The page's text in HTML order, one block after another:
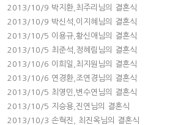
2013/10/9 박지환,최주리님의 결혼식
2013/10/9 박신석,이지혜님의 결혼식
2013/10/5 이용규,황신애님의 결혼식
2013/10/5 최준석,정혜림님의 결혼식
2013/10/6 이희일,최지원님의 결혼식
2013/10/6 연경환,조연경님의 결혼식
2013/10/5 최영민,변수연님의 결혼식
2013/10/5 지승용,진연님의 결혼식
2013/10/3 손혁진, 최진옥님의 결혼식